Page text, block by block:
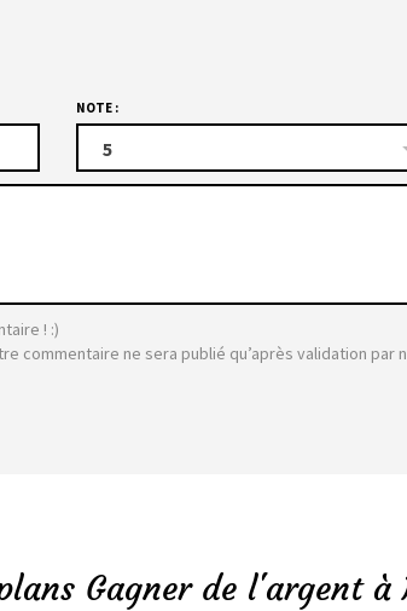
NOTE :
5
! :)
commentaire ne sera publié qu’après validation par
Gagner de l'argent à